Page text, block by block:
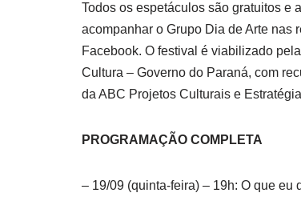
Todos os espetáculos são gratuitos e
acompanhar o Grupo Dia de Arte nas
Facebook. O festival é viabilizado
Cultura – Governo do Paraná, com
da ABC Projetos Culturais e
PROGRAMAÇÃO COMPLETA
– 19/09 (quinta-feira) – 19h: O que eu